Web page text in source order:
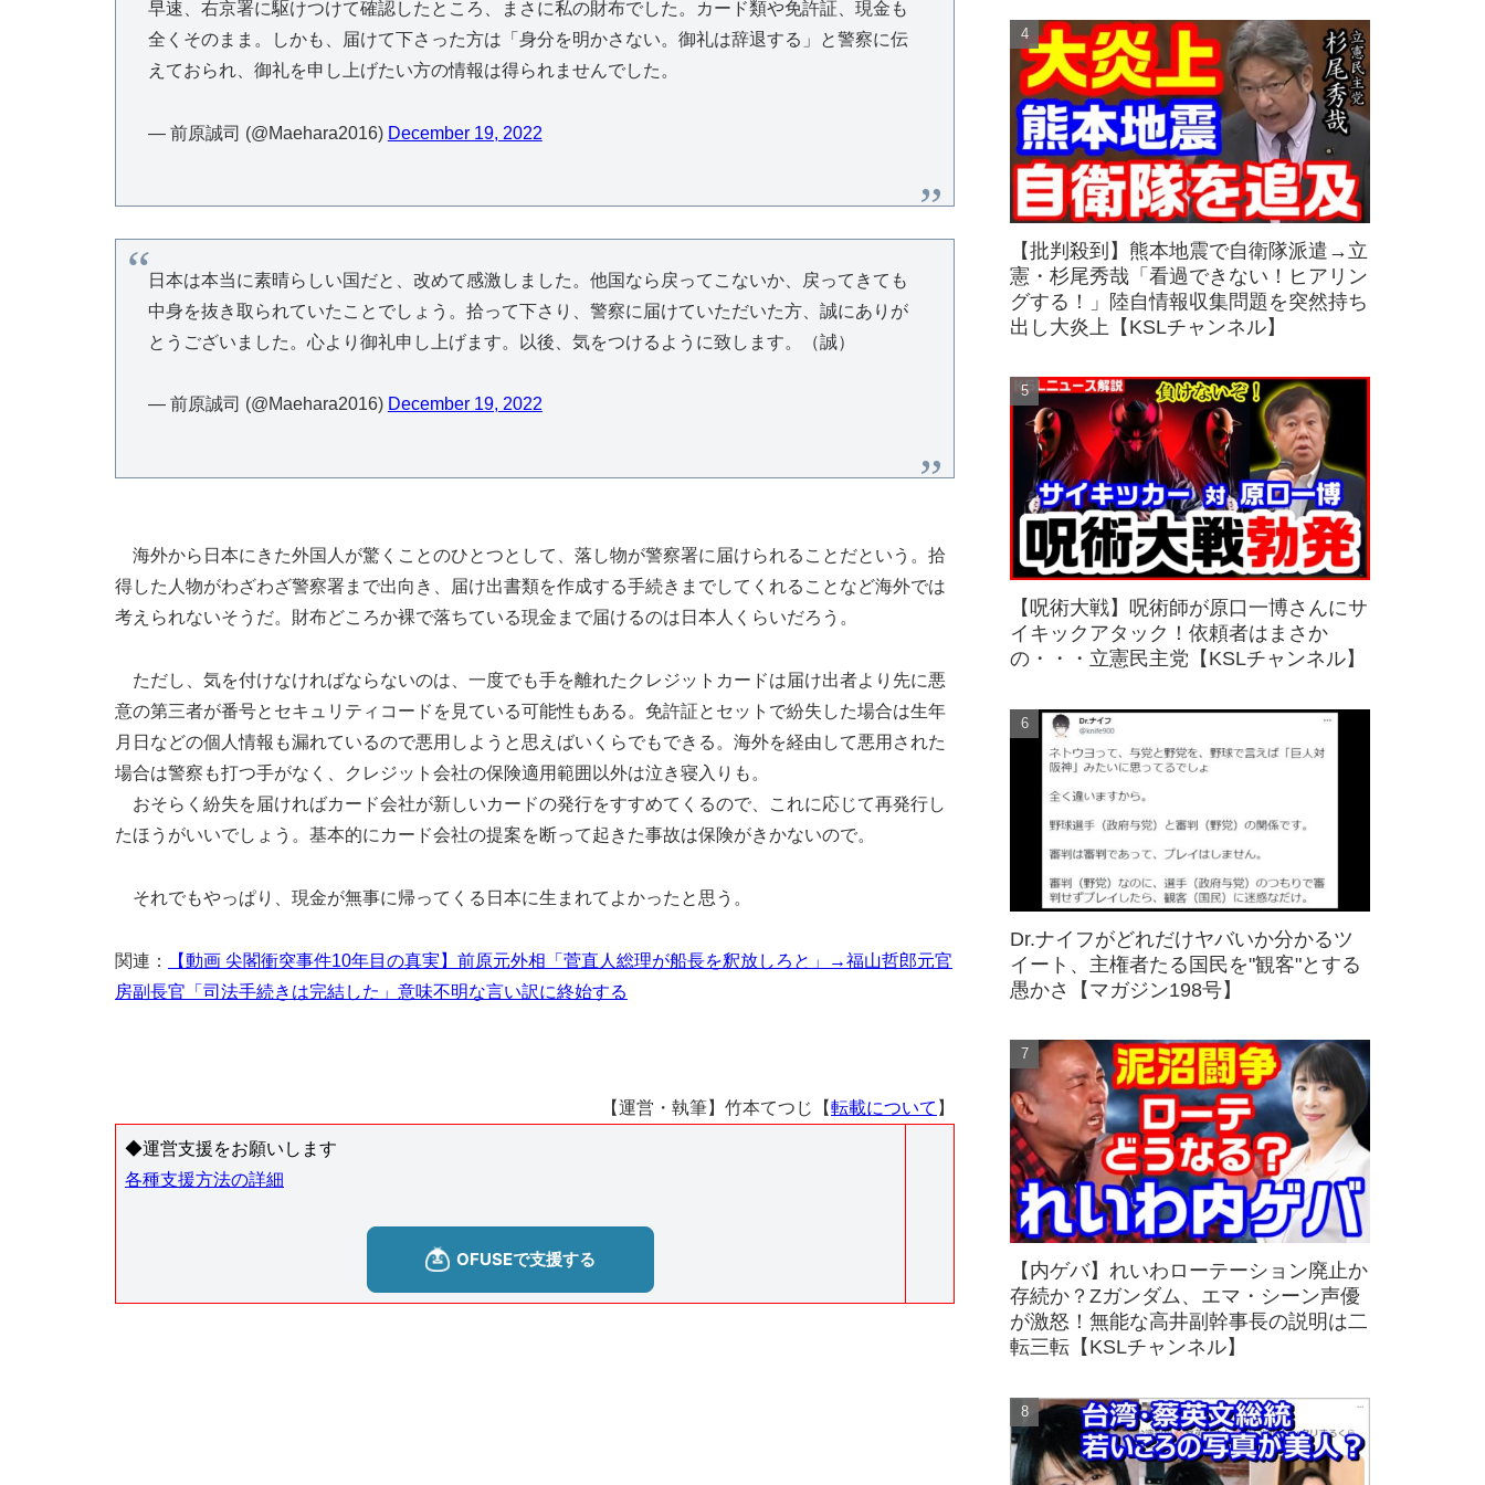
早速、右京署に駆けつけて確認したところ、まさに私の財布でした。カード類や免許証、現金も
全くそのまま。しかも、届けて下さった方は「身分を明かさない。御礼は辞退する」と警察に伝
えておられ、御礼を申し上げたい方の情報は得られませんでした。
— 前原誠司 (@Maehara2016) December 19, 2022
日本は本当に素晴らしい国だと、改めて感激しました。他国なら戻ってこないか、戻ってきても
中身を抜き取られていたことでしょう。拾って下さり、警察に届けていただいた方、誠にありが
とうございました。心より御礼申し上げます。以後、気をつけるように致します。（誠）
— 前原誠司 (@Maehara2016) December 19, 2022
海外から日本にきた外国人が驚くことのひとつとして、落し物が警察署に届けられることだという。拾
得した人物がわざわざ警察署まで出向き、届け出書類を作成する手続きまでしてくれることなど海外では
考えられないそうだ。財布どころか裸で落ちている現金まで届けるのは日本人くらいだろう。
ただし、気を付けなければならないのは、一度でも手を離れたクレジットカードは届け出者より先に悪
意の第三者が番号とセキュリティコードを見ている可能性もある。免許証とセットで紛失した場合は生年
月日などの個人情報も漏れているので悪用しようと思えばいくらでもできる。海外を経由して悪用された
場合は警察も打つ手がなく、クレジット会社の保険適用範囲以外は泣き寝入りも。
おそらく紛失を届ければカード会社が新しいカードの発行をすすめてくるので、これに応じて再発行し
たほうがいいでしょう。基本的にカード会社の提案を断って起きた事故は保険がきかないので。
それでもやっぱり、現金が無事に帰ってくる日本に生まれてよかったと思う。
関連：
【動画 尖閣衝突事件10年目の真実】前原元外相「菅直人総理が船長を釈放しろと」→福山哲郎元官
房副長官「司法手続きは完結した」意味不明な言い訳に終始する
【運営・執筆】竹本てつじ【転載について 】
◆運営支援をお願いします
各種支援方法の詳細
【批判殺到】熊本地震で自衛隊派遣→立
憲・杉尾秀哉「看過できない！ヒアリン
グする！」陸自情報収集問題を突然持ち
出し大炎上【KSLチャンネル】
【呪術大戦】呪術師が原口一博さんにサ
イキックアタック！依頼者はまさか
の・・・立憲民主党【KSLチャンネル】
Dr.ナイフがどれだけヤバいか分かるツ
イート、主権者たる国民を"観客"とする
愚かさ【マガジン198号】
【内ゲバ】れいわローテーション廃止か
存続か？Zガンダム、エマ・シーン声優
が激怒！無能な高井副幹事長の説明は二
転三転【KSLチャンネル】